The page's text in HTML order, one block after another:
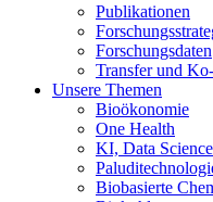
Publikationen
Forschungsdaten
Transfer und
Unsere Themen
Bioökonomie
One Health
KI, Data
Biobasierte